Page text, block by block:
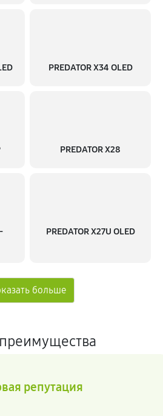
PREDATOR X34 OLED
PREDATOR X28
PREDATOR X27U OLED
репутация